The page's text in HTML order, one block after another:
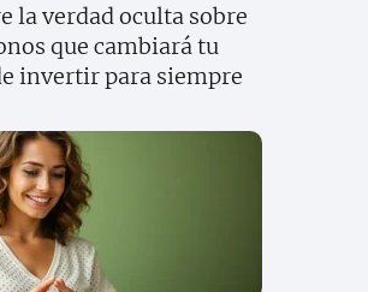
la verdad oculta sobre
que cambiará tu
invertir para siempre